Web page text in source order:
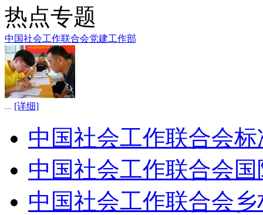
热点专题
中国社会工作联合会党建工作部
... [详细]
中国社会工作联合会
中国社会工作联合会
中国社会工作联合会